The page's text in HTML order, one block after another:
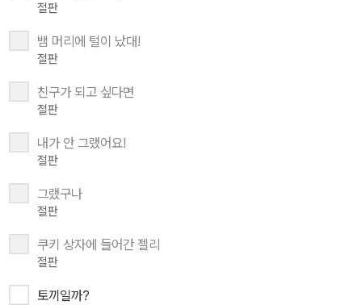
절판
뱀 머리에 털이 났대!
절판
친구가 되고 싶다면
절판
내가 안 그랬어요!
절판
그랬구나
절판
쿠키 상자에 들어간 젤리
절판
토끼일까?